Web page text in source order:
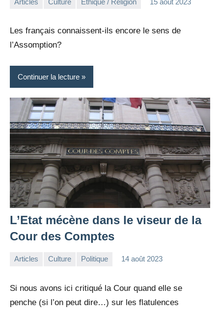
Les français connaissent-ils encore le sens de
l’Assomption?
Continuer la lecture
L’Etat mécène dans le viseur de la
Cour des Comptes
Articles Culture Politique 14 août 2023
Si nous avons ici critiqué la Cour quand elle se
penche (si l’on peut dire…) sur les flatulences